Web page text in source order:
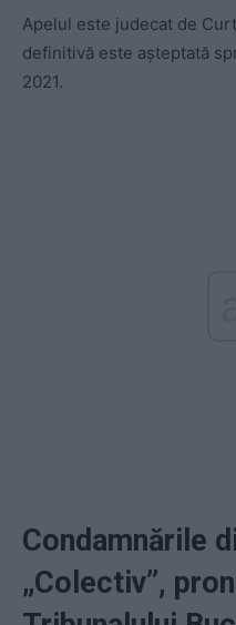
Apelul este judecat de
definitivă este așteptată
2021.
Condamnările
„Colectiv”,